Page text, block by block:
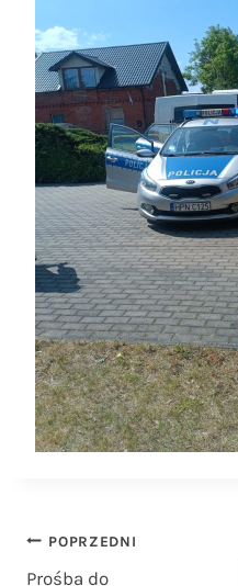
Nawigacja
POPRZEDNI
Prośba do